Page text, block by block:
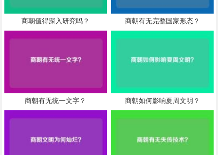
商朝值得深入研究吗？ 商朝有无完整国家形态？
商朝有无统一文字？ 商朝如何影响夏周文明？